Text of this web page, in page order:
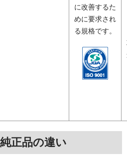
に改善するた
めに要求され
る規格です。
正品の違い